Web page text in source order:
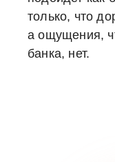
только, что
а ощущения,
банка, нет.